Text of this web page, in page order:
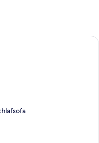
modernes Hotelzimmer mit Bett,